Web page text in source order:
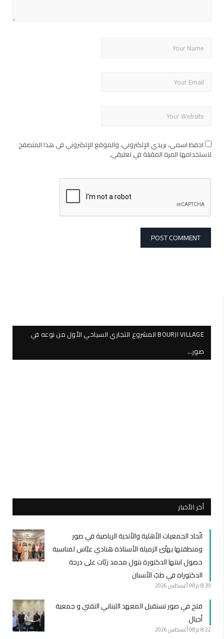
احفظ اسمي، بريدي الإلكتروني، والموقع الإلكتروني في هذا المتصفح
لاستخدامها المرة المقبلة في تعليقي.
BOURJI VILLAGE المشروع التجاري السياحي الأول من نوعه في
صور…
أخر الأخبار
اتّحاد الجمعيات الأهلية والأندية الرياضية في صور
ومنطقتها يهنّئ الزميلة الأستاذة هنادي عبّاس لمناسبة
حصول ابنتها الدكتورة بتول محمد زيّات على درجة
الدكتوراه في طبّ الأسنان
8:39 م 08 أغسطس 2026
فتح في صور تستقبل المعهد اللبناني التقني و جمعية
أجيال
8:22 م 08 أغسطس 2026